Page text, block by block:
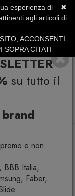
su tutto il
e non
BBB Italia,
Faber,
allungabili
✖
esperienza di
agli articoli di
ACCONSENTI
SOPRA CITATI